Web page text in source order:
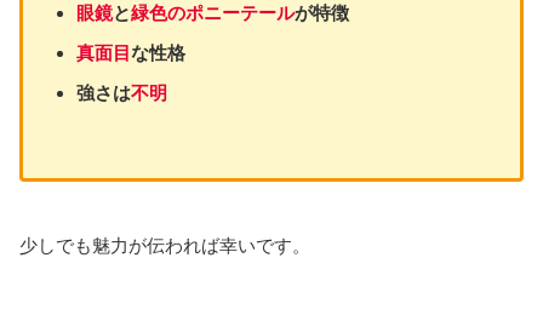
眼鏡と緑色のポニーテールが特徴
真面目 な性格
強さは不明
少しでも魅力が伝われば幸いです。